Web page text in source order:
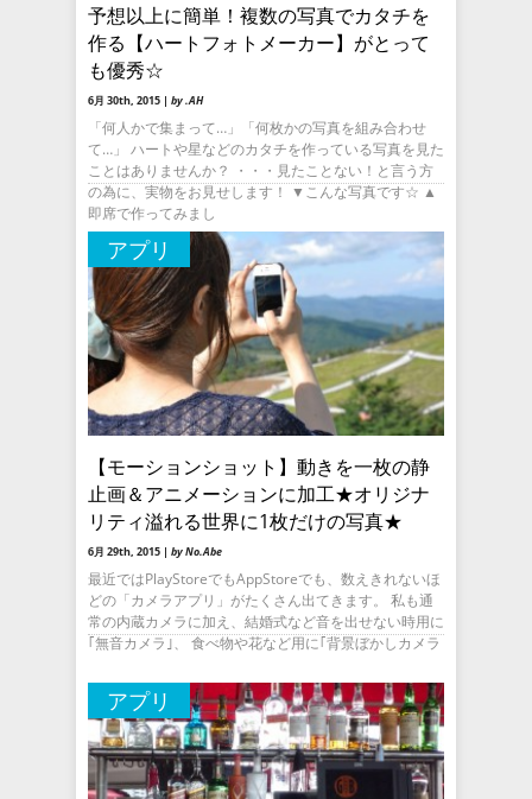
予想以上に簡単！複数の写真でカタチを
作る【ハートフォトメーカー】がとって
も優秀☆
6月 30th, 2015 | by .AH
「何人かで集まって…」「何枚かの写真を組み合わせ
て…」 ハートや星などのカタチを作っている写真を見た
ことはありませんか？ ・・・見たことない！と言う方
の為に、実物をお見せします！ ▼こんな写真です☆ ▲
即席で作ってみまし
アプリ
【モーションショット】動きを一枚の静
止画＆アニメーションに加工★オリジナ
リティ溢れる世界に1枚だけの写真★
6月 29th, 2015 | by No.Abe
最近ではPlayStoreでもAppStoreでも、数えきれないほ
どの「カメラアプリ」がたくさん出てきます。 私も通
常の内蔵カメラに加え、結婚式など音を出せない時用に
｢無音カメラ｣、 食べ物や花など用に｢背景ぼかしカメラ
アプリ